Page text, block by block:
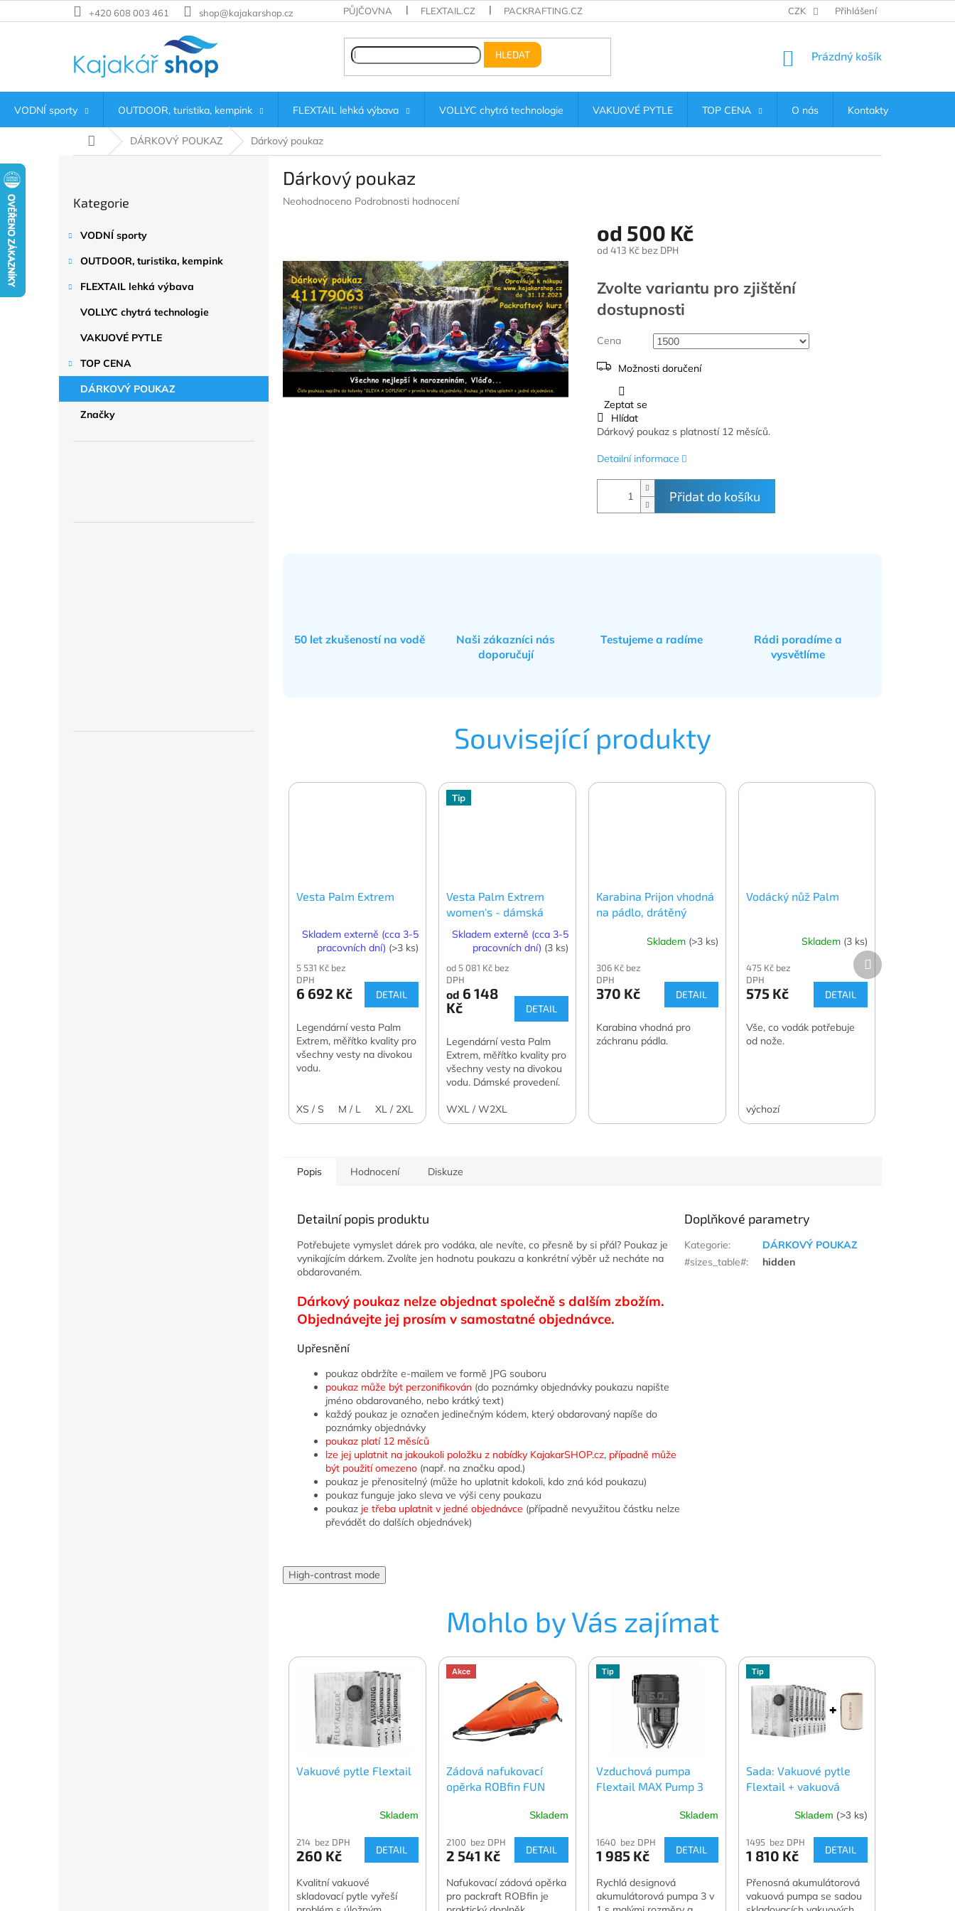
na
+420 608 003 461 shop@kajakarshop.cz PŮJČOVNA FLEXTAIL.CZ PACKRAFTING.CZ CZK Přihlášení
HLEDAT
NÁKUPNÍ
Prázdný košík
VODNÍ sporty OUTDOOR, turistika, kempink FLEXTAIL lehká výbava VOLLYC chytrá technologie VAKUOVÉ PYTLE TOP CENA O nás Kontakty
Domů DÁRKOVÝ POUKAZ Dárkový poukaz
kategorie
Kategorie
VODNÍ sporty
OUTDOOR, turistika, kempink
FLEXTAIL lehká výbava
VOLLYC chytrá technologie
VAKUOVÉ PYTLE
TOP CENA
DÁRKOVÝ POUKAZ
Značky
Dárkový poukaz
Průměrné
z
5
hvězdiček.
Neohodnoceno Podrobnosti hodnocení
od 500 Kč
od 413 Kčbez DPH
cena:
Zvolte variantu
Cena
Možnosti doručení
Přidat do košíku
Dárkový poukaz s platností 12 měsíců.
Detailní informace
Zeptat se
Hlídat
50 let zkušeností na vodě
Naši zákazníci nás
doporučují
Testujeme a radíme
Rádi poradíme a
vysvětlíme
Související produkty
Vesta Palm Extrem
Skladem externě (cca 3-5
pracovních dní) (>3 ks)
5 531 Kč bez
DPH
6 692 Kč DETAIL
Legendární vesta Palm
Extrem, měřítko kvality pro
všechny vesty na divokou
vodu.
XS / S M / L XL / 2XL
Tip
Vesta Palm Extrem
women's - dámská
Skladem externě (cca 3-5
pracovních dní) (3 ks)
od 5 081 Kč bez
DPH
od 6 148
Kč
DETAIL
Legendární vesta Palm
Extrem, měřítko kvality pro
všechny vesty na divokou
vodu. Dámské provedení.
WXL / W2XL
Karabina Prijon vhodná
na pádlo, drátěný
Skladem (>3 ks)
306 Kč bez
DPH
370 Kč DETAIL
Karabina vhodná pro
záchranu pádla.
Vodácký nůž Palm
Skladem (3 ks)
475 Kč bez
DPH
575 Kč DETAIL
Vše, co vodák potřebuje
od nože.
výchozí
Další
produkt
Popis Hodnocení Diskuze
Detailní popis produktu
Potřebujete vymyslet dárek pro vodáka, ale nevíte, co přesně by si přál? Poukaz je
vynikajícím dárkem. Zvolíte jen hodnotu poukazu a konkrétní výběr už necháte na
obdarovaném.
Dárkový poukaz nelze objednat společně s dalším zbožím.
Objednávejte jej prosím v samostatné objednávce.
Upřesnění
poukaz obdržíte e-mailem ve formě JPG souboru
poukaz může být perzonifikován (do poznámky objednávky poukazu napište
jméno obdarovaného, nebo krátký text)
každý poukaz je označen jedinečným kódem, který obdarovaný napíše do
poznámky objednávky
poukaz platí 12 měsíců
lze jej uplatnit na jakoukoli položku z nabídky KajakarSHOP.cz, případně může
být použití omezeno (např. na značku apod.)
poukaz je přenositelný (může ho uplatnit kdokoli, kdo zná kód poukazu)
poukaz funguje jako sleva ve výši ceny poukazu
poukaz je třeba uplatnit v jedné objednávce (případně nevyužitou částku nelze
převádět do dalších objednávek)
Doplňkové parametry
Kategorie:
DÁRKOVÝ POUKAZ
#sizes_table#: hidden
High-contrast mode
Mohlo by Vás zajímat
Vakuové pytle Flextail
Skladem
214 bez DPH
260 Kč DETAIL
Kvalitní vakuové
skladovací pytle vyřeší
Akce
Zádová nafukovací
opěrka ROBfin FUN
Skladem
2100 bez DPH
2 541 Kč DETAIL
Nafukovací zádová opěrka
pro packraft ROBfin je
Tip
Vzduchová pumpa
Flextail MAX Pump 3
Skladem
1640 bez DPH
1 985 Kč DETAIL
Rychlá designová
akumulátorová pumpa 3 v
Tip
Sada: Vakuové pytle
Flextail + vakuová
Vacuum Pump
Skladem (>3 ks)
1495 bez DPH
1 810 Kč DETAIL
Přenosná akumulátorová
vakuová pumpa se sadou